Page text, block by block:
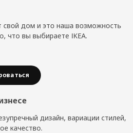
свой дом и это наша возможность
что вы выбираете IKEA.
дизайн, вариации стилей,
качество.